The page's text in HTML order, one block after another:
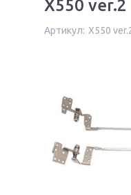
X550 ver.2
Артикул: X550